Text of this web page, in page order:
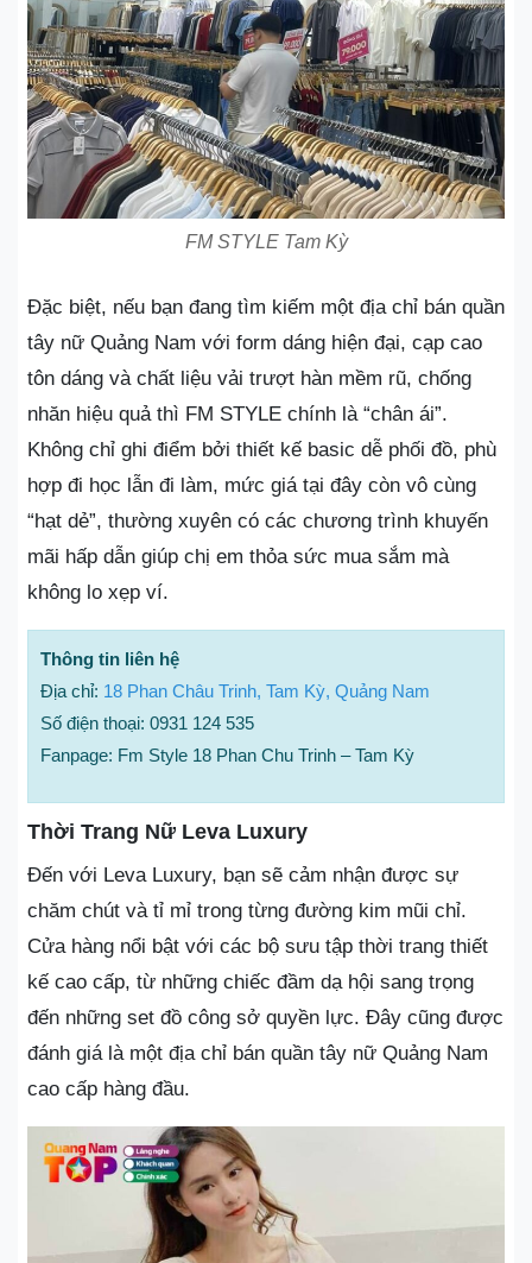
FM STYLE Tam Kỳ
Đặc biệt, nếu bạn đang tìm kiếm một địa chỉ bán quần
tây nữ Quảng Nam với form dáng hiện đại, cạp cao
tôn dáng và chất liệu vải trượt hàn mềm rũ, chống
nhăn hiệu quả thì FM STYLE chính là “chân ái”.
Không chỉ ghi điểm bởi thiết kế basic dễ phối đồ, phù
hợp đi học lẫn đi làm, mức giá tại đây còn vô cùng
“hạt dẻ”, thường xuyên có các chương trình khuyến
mãi hấp dẫn giúp chị em thỏa sức mua sắm mà
không lo xẹp ví.
Thông tin liên hệ
Địa chỉ: 18 Phan Châu Trinh, Tam Kỳ, Quảng Nam
Số điện thoại: 0931 124 535
Fanpage: Fm Style 18 Phan Chu Trinh – Tam Kỳ
Thời Trang Nữ Leva Luxury
Đến với Leva Luxury, bạn sẽ cảm nhận được sự
chăm chút và tỉ mỉ trong từng đường kim mũi chỉ.
Cửa hàng nổi bật với các bộ sưu tập thời trang thiết
kế cao cấp, từ những chiếc đầm dạ hội sang trọng
đến những set đồ công sở quyền lực. Đây cũng được
đánh giá là một địa chỉ bán quần tây nữ Quảng Nam
cao cấp hàng đầu.